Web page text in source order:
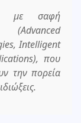
με σαφή
(Advanced
Intelligent
που
την πορεία